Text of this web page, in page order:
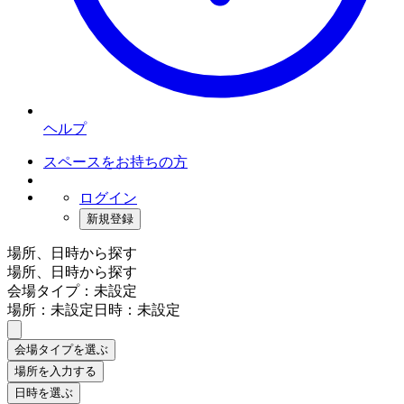
ヘルプ
スペースをお持ちの方
ログイン
新規登録
場所、日時から探す
場所、日時から探す
会場タイプ：未設定
場所：未設定日時：未設定
会場タイプを選ぶ
場所を入力する
日時を選ぶ